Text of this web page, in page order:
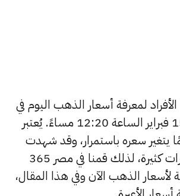
لمعرفة أسعار الذهب اليوم في
مصر ليوم الأحد 15 فبراير الساعة 12:20 مساءً. يُعتبر
يتغير سعره باستمرار، وقد شهدت
أسعار الذهب تغيرات كثيرة، لذلك قمنا في مصر 365
لأسعار الذهب الآن وفي هذا المقال،